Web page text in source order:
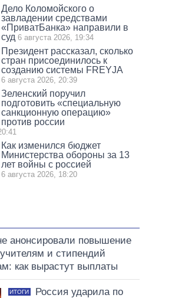
Дело Коломойского о
завладении средствами
«ПриватБанка» направили в
суд 6 августа 2026, 19:34
Президент рассказал, сколько
стран присоединилось к
созданию системы FREYJA
6 августа 2026, 20:39
Зеленский поручил
подготовить «специальную
санкционную операцию»
против россии
Как изменился бюджет
Министерства обороны за 13
лет войны с россией
6 августа 2026, 18:20
анонсировали повышение
и стипендий
как вырастут выплаты
ИТОГИ
Россия ударила по